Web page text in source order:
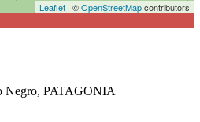
Leaflet | ©OpenStreetMapcontributors
Negro, PATAGONIA